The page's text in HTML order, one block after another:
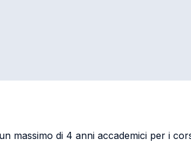
massimo di 4 anni accademici per i